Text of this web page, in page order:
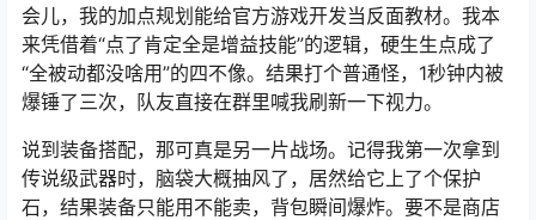
会儿，我的加点规划能给官方游戏开发当反面教材。我本
来凭借着“点了肯定全是增益技能”的逻辑，硬生生点成了
“全被动都没啥用”的四不像。结果打个普通怪，1秒钟内被
爆锤了三次，队友直接在群里喊我刷新一下视力。
说到装备搭配，那可真是另一片战场。记得我第一次拿到
传说级武器时，脑袋大概抽风了，居然给它上了个保护
石，结果装备只能用不能卖，背包瞬间爆炸。要不是商店